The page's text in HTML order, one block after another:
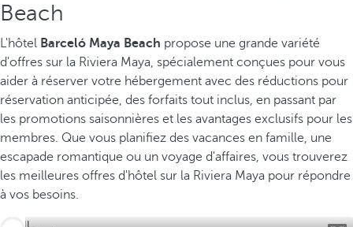
Beach
L'hôtel Barceló Maya Beach propose une grande variété
d'offres sur la Riviera Maya, spécialement conçues pour vous
aider à réserver votre hébergement avec des réductions pour
réservation anticipée, des forfaits tout inclus, en passant par
les promotions saisonnières et les avantages exclusifs pour les
membres. Que vous planifiez des vacances en famille, une
escapade romantique ou un voyage d'affaires, vous trouverez
les meilleures offres d'hôtel sur la Riviera Maya pour répondre
à vos besoins.